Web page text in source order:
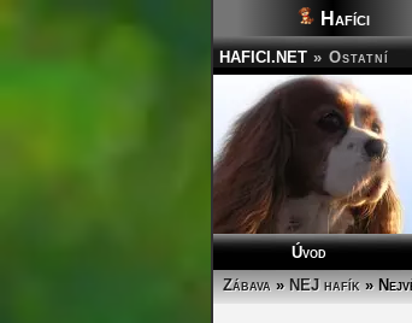
Hafíci
HAFICI.NET » Ostatní
Úvod
Zábava»NEJ hafík»